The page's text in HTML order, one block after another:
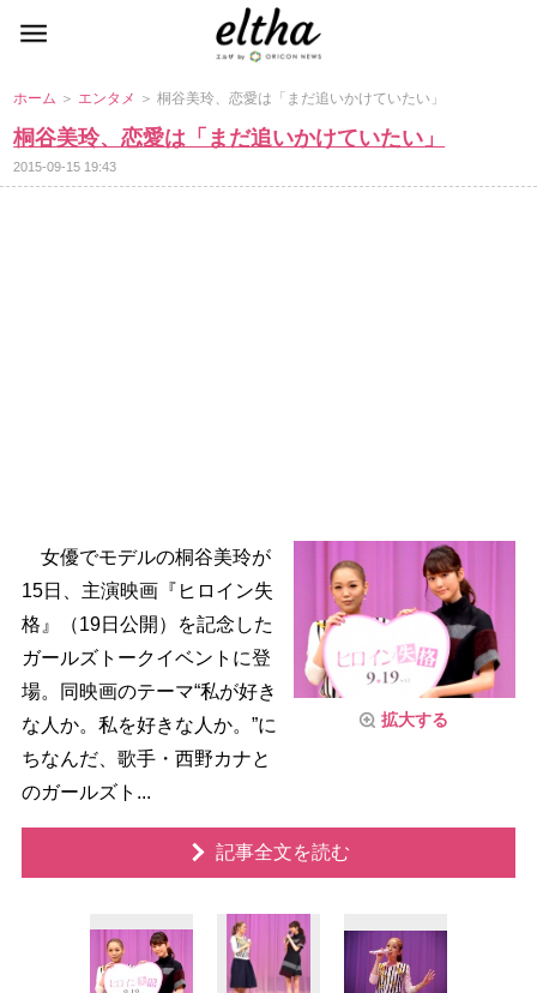
ホーム ＞ エンタメ ＞ 桐谷美玲、恋愛は「まだ追いかけていたい」
桐谷美玲、恋愛は「まだ追いかけていたい」
2015-09-15 19:43
拡大する
女優でモデルの桐谷美玲が
15日、主演映画『ヒロイン失
格』（19日公開）を記念した
ガールズトークイベントに登
場。同映画のテーマ“私が好き
な人か。私を好きな人か。”に
ちなんだ、歌手・西野カナと
のガールズト...
記事全文を読む